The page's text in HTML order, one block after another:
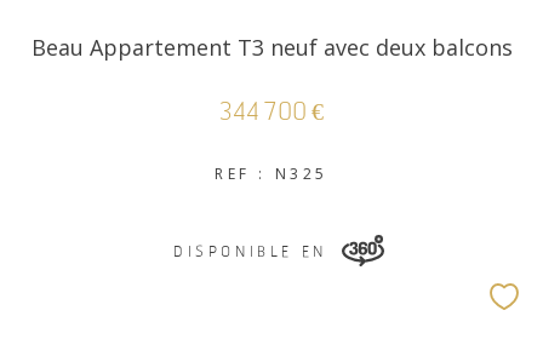
Beau Appartement T3 neuf avec deux balcons
344 700 €
REF : N325
DISPONIBLE EN